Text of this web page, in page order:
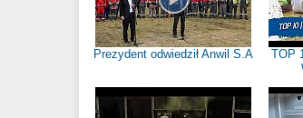
Prezydent odwiedził Anwil S.A
TOP